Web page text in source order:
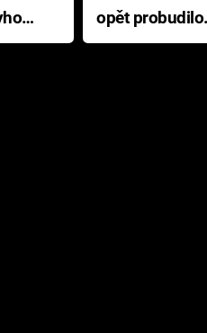
opět
přichází s